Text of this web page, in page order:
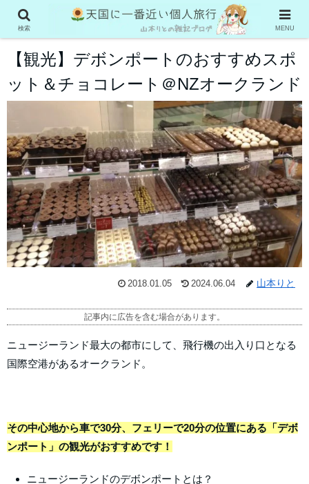
ニュージーランド
【観光】デボンポートのおすすめスポ
ット＆チョコレート＠NZオークランド
2018.01.05 2024.06.04 山本りと
記事内に広告を含む場合があります。
ニュージーランド最大の都市にして、飛行機の出入り口となる
国際空港があるオークランド。
その中心地から車で30分、フェリーで20分の位置にある「デボ
ンポート」の観光がおすすめです！
ニュージーランドのデボンポートとは？
検索 MENU